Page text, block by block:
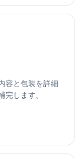
容と包装を詳細
完します。